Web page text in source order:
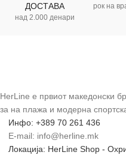
ДОСТАВА
над 2.000 денари
рок на
HerLine е првиот македонски
за на плажа и модерна
Инфо: +389 70 261 436
E-mail: info@herline.mk
Локација: HerLine Shop -